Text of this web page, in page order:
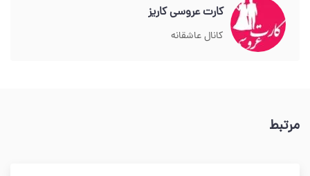
کارت عروسی کاریز
کانال عاشقانه
مرتبط